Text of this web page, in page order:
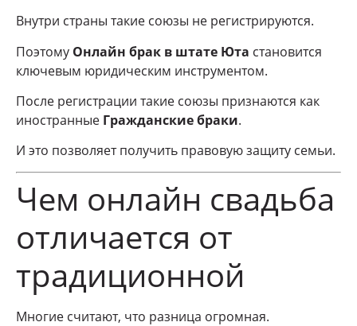
Внутри страны такие союзы не регистрируются.
Поэтому Онлайн брак в штате Юта становится
ключевым юридическим инструментом.
После регистрации такие союзы признаются как
иностранные Гражданские браки.
И это позволяет получить правовую защиту семьи.
Чем онлайн свадьба
отличается от
традиционной
Многие считают, что разница огромная.